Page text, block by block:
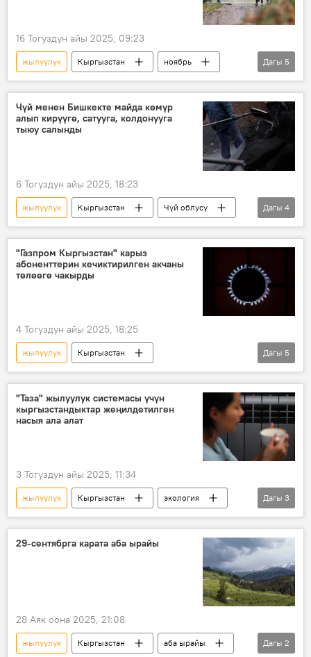
16 Тогуздун айы 2025, 09:23
жылуулук Кыргызстан
ноябрь
аба ырайы
Кыргызгидромет
суук
температура
градус
Дагы 5
Чүй менен Бишкекте майда көмүр
алып кирүүгө, сатууга, колдонууга
тыюу салынды
6 Тогуздун айы 2025, 18:23
жылуулук Кыргызстан
Чүй облусу
Бишкек
көмүр
атмосфера
ишкана
Дагы 4
"Газпром Кыргызстан" карыз
абоненттерин кечиктирилген акчаны
төлөөгө чакырды
4 Тогуздун айы 2025, 18:25
жылуулук
Кыргызстан
"Газпром Кыргызстан" ЖЧКсы
газ
төлөм
Дагы 5
"Таза" жылуулук системасы үчүн
кыргызстандыктар жеңилдетилген
насыя ала алат
3 Тогуздун айы 2025, 11:34
жылуулук Кыргызстан
экология
насыя
жабдуу Технологиялар
Дагы 3
29-сентябрга карата аба ырайы
28 Аяк оона 2025, 21:08
жылуулук Кыргызстан
аба ырайы
Дагы 2